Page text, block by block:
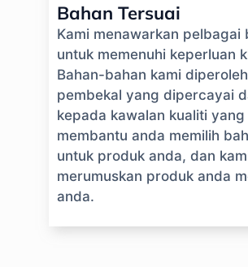
Bahan Tersuai
Kami menawarkan pelbagai
untuk memenuhi keperluan
Bahan-bahan kami
pembekal yang dipercayai
kepada kawalan kualiti
membantu anda memilih
untuk produk anda, dan
merumuskan produk anda
anda.